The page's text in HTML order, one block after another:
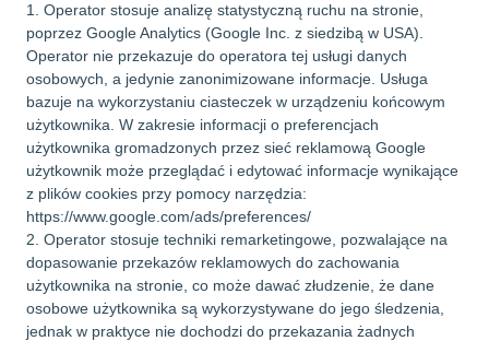
1. Operator stosuje analizę statystyczną ruchu na stronie,
poprzez Google Analytics (Google Inc. z siedzibą w USA).
Operator nie przekazuje do operatora tej usługi danych
osobowych, a jedynie zanonimizowane informacje. Usługa
bazuje na wykorzystaniu ciasteczek w urządzeniu końcowym
użytkownika. W zakresie informacji o preferencjach
użytkownika gromadzonych przez sieć reklamową Google
użytkownik może przeglądać i edytować informacje wynikające
z plików cookies przy pomocy narzędzia:
https://www.google.com/ads/preferences/
2. Operator stosuje techniki remarketingowe, pozwalające na
dopasowanie przekazów reklamowych do zachowania
użytkownika na stronie, co może dawać złudzenie, że dane
osobowe użytkownika są wykorzystywane do jego śledzenia,
jednak w praktyce nie dochodzi do przekazania żadnych